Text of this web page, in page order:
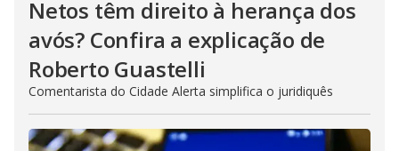
Netos têm direito à herança dos
avós? Confira a explicação de
Roberto Guastelli
Comentarista do Cidade Alerta simplifica o juridiquês